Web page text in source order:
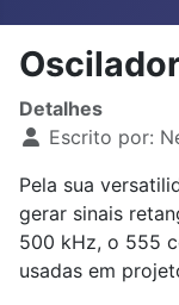
Detalhes
Escrito por:
Pela sua
gerar sinais
500 kHz, o 555
usadas em